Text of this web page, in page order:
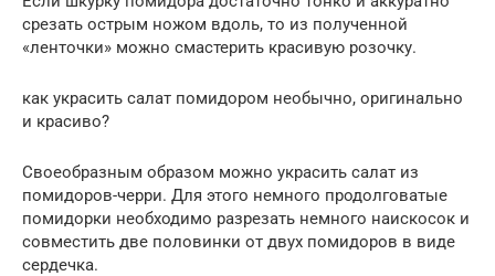
срезать острым ножом вдоль, то из полученной
«ленточки» можно смастерить красивую розочку.
как украсить салат помидором необычно, оригинально
и красиво?
Своеобразным образом можно украсить салат из
помидоров-черри. Для этого немного продолговатые
помидорки необходимо разрезать немного наискосок и
совместить две половинки от двух помидоров в виде
сердечка.